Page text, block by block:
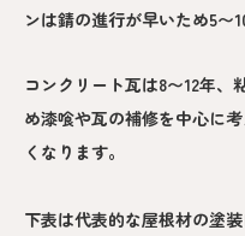
ンは錆の進行が早いため5〜
コンクリート瓦は8〜12年、
め漆喰や瓦の補修を中心に
くなります。
下表は代表的な屋根材の塗